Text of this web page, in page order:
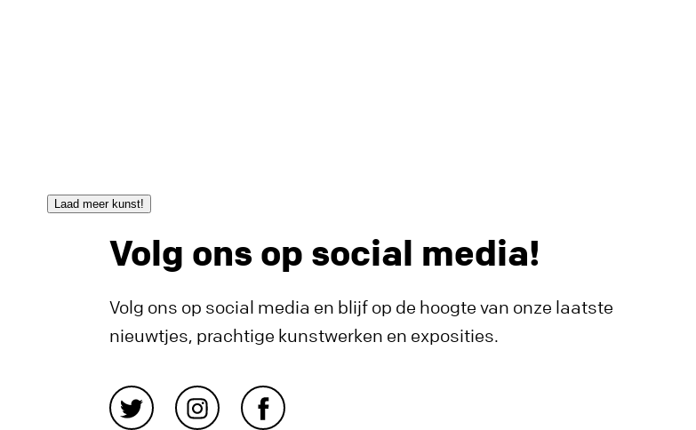
Laad meer kunst!
Volg ons op social media!
Volg ons op social media en blijf op de hoogte van onze laatste
nieuwtjes, prachtige kunstwerken en exposities.